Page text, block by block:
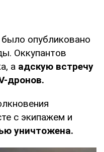
опубликовано
Оккупантов
а адскую встречу
дронов.
с экипажем и
уничтожена.